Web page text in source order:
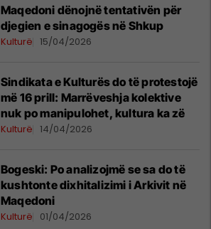
Maqedoni dënojnë tentativën për
djegien e sinagogës në Shkup
Kulturë 15/04/2026
Sindikata e Kulturës do të protestojë
më 16 prill: Marrëveshja kolektive
nuk po manipulohet, kultura ka zë
Kulturë 14/04/2026
Bogeski: Po analizojmë se sa do të
kushtonte dixhitalizimi i Arkivit në
Maqedoni
Kulturë 01/04/2026